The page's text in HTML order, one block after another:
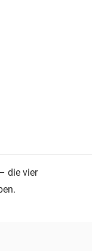
die vier